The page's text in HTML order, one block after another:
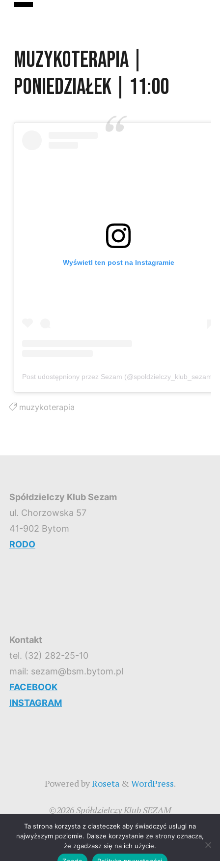
MUZYKOTERAPIA |
PONIEDZIAŁEK | 11:00
Wyświetl ten post na Instagramie
Post udostępniony przez Sezam (@spoldzielczy_klub_sezam)
muzykoterapia
Spółdzielczy Klub Sezam
ul. Chorzowska 57
41-902 Bytom
RODO
Kontakt
tel. (32) 282-25-10
mail: sezam@bsm.bytom.pl
FACEBOOK
INSTAGRAM
Powered byRoseta& WordPress.
©2026 Spółdzielczy Klub SEZAM
Ta strona korzysta z ciasteczek aby świadczyć usługi na
najwyższym poziomie. Dalsze korzystanie ze strony oznacza,
że zgadzasz się na ich użycie.